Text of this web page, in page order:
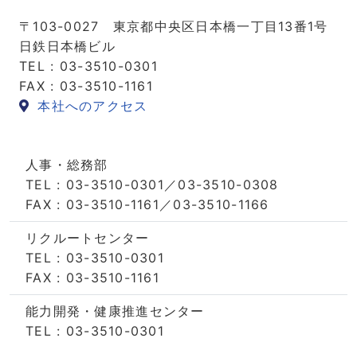
〒103-0027 東京都中央区日本橋一丁目13番1号
日鉄日本橋ビル
TEL : 03-3510-0301
FAX : 03-3510-1161
本社へのアクセス
人事・総務部
TEL : 03-3510-0301／03-3510-0308
FAX : 03-3510-1161／03-3510-1166
リクルートセンター
TEL : 03-3510-0301
FAX : 03-3510-1161
能力開発・健康推進センター
TEL : 03-3510-0301